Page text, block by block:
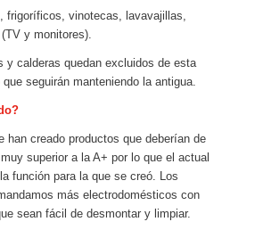
frigoríficos, vinotecas, lavavajillas,
y monitores).
y calderas quedan excluidos de esta
seguirán manteniendo la antigua.
han creado productos que deberían de
superior a la A+ por lo que el actual
función para la que se creó. Los
más electrodomésticos con
sean fácil de desmontar y limpiar.